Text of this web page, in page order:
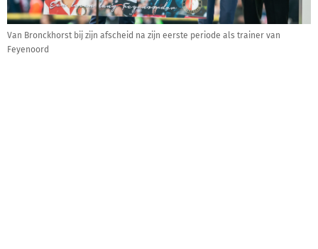
Van Bronckhorst bij zijn afscheid na zijn eerste periode als trainer van
Feyenoord